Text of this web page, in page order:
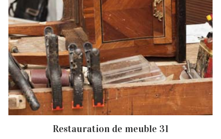
Restauration de meuble 31